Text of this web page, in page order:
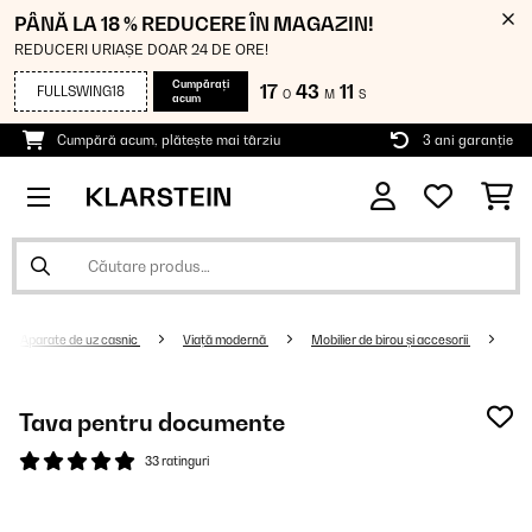
PÂNĂ LA 18 % REDUCERE ÎN MAGAZIN!
REDUCERI URIAȘE DOAR 24 DE ORE!
FULLSWING18
Cumpărați
acum
17 O 43 M 10 S
Cumpără acum, plătește mai târziu 3 ani garanție
Aparate de uz casnic Viață modernă Mobilier de birou și accesorii
Tava pentru documente
33 ratinguri